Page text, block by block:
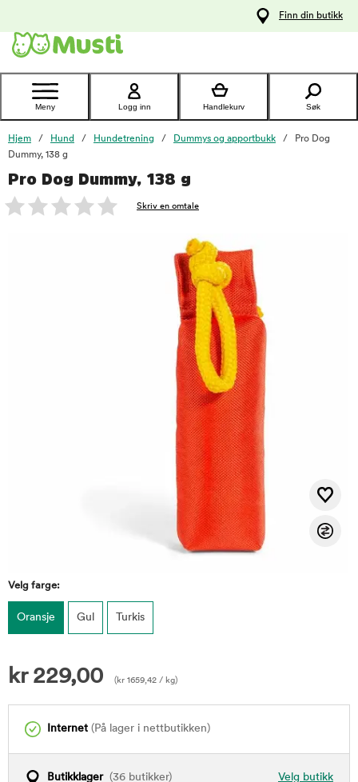
Kontakt
kundeservice
Finn din butikk
Meny Logg inn Handlekurv Søk
Hjem Hund Hundetrening Dummys og apportbukk
Pro Dog
Dummy, 138 g
Pro Dog Dummy, 138 g
Skriv en omtale
Velg farge:
Oransje Gul Turkis
kr 229,00 ( kr 1659,42 / kg)
Internet (På lager i nettbutikken)
Velg butikk
Butikklager(36 butikker)
foo